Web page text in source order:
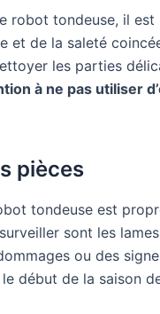
robot tondeuse, il
et de la saleté
les parties
à ne pas utiliser
pièces
tondeuse est
sont les
ou des
début de la saison